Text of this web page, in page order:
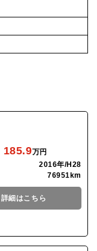
185.9万円
2016年/H28
76951km
詳細はこちら